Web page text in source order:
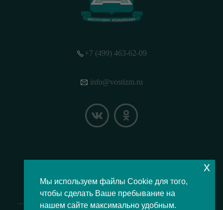
+7 (499) 463-62-09
info@vostizm.ru
Мы используем файлы Cookie для того,
чтобы сделать Ваше пребывание на
нашем сайте максимально удобным.
x